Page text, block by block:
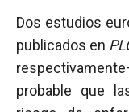
Dos estudios
publicados en
probable que